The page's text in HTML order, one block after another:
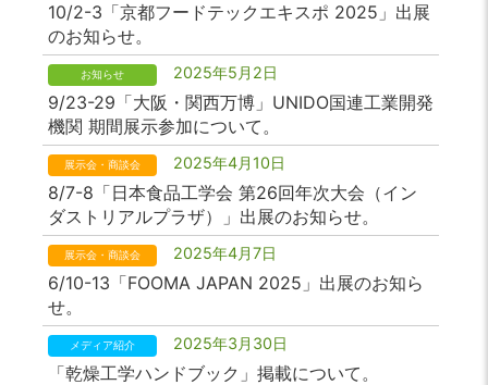
10/2-3「京都フードテックエキスポ 2025」出展
のお知らせ。
お知らせ 2025年5月2日
9/23-29「大阪・関西万博」UNIDO国連工業開発
機関 期間展示参加について。
展示会・商談会 2025年4月10日
8/7-8「日本食品工学会 第26回年次大会（イン
ダストリアルプラザ）」出展のお知らせ。
展示会・商談会 2025年4月7日
6/10-13「FOOMA JAPAN 2025」出展のお知ら
せ。
メディア紹介 2025年3月30日
「乾燥工学ハンドブック」掲載について。